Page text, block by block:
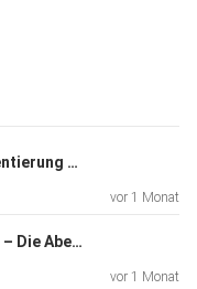
Traum und die
jedes Symbol im
Traum-Coaching-GPT – Orientierung bei Albträumen & transzendenten Träumen
vor 1 Monat
Im Traum bist du unsterblich – Die Abenteuerreise in dir | Transzendentes Träumen
vor 1 Monat